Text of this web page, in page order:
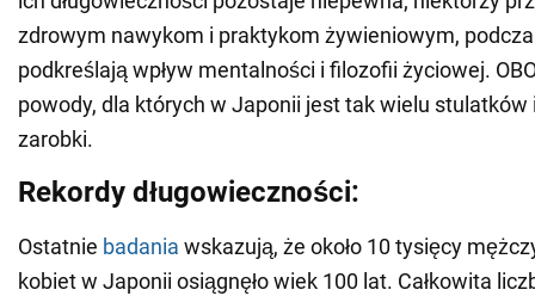
zdrowym nawykom i praktykom żywieniowym,
podkreślają wpływ mentalności i filozofii życiowej.
powody, dla których w Japonii jest tak wielu stulatków
zarobki.
Rekordy długowieczności:
Ostatnie badania wskazują, że około 10 tysięcy
kobiet w Japonii osiągnęło wiek 100 lat. Całkowita